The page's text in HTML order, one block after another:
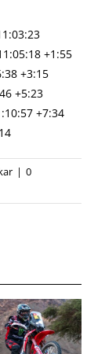
+1:55
+3:15
+5:23
+7:34
| 0